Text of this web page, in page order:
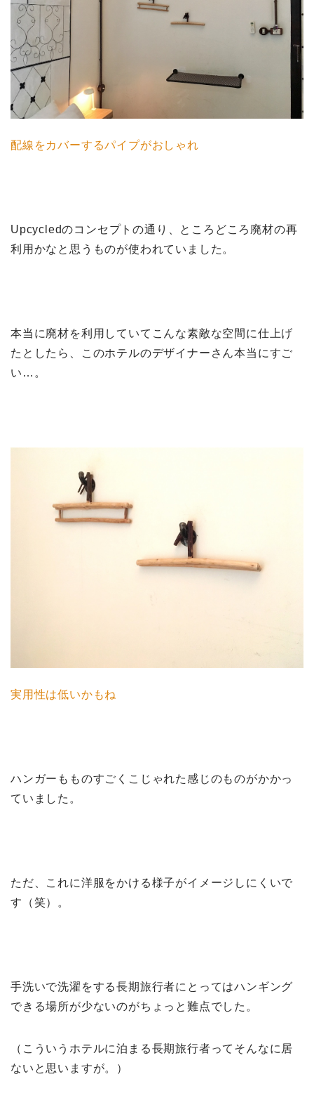
配線をカバーするパイプがおしゃれ
Upcycledのコンセプトの通り、ところどころ廃材の再
利用かなと思うものが使われていました。
本当に廃材を利用していてこんな素敵な空間に仕上げ
たとしたら、このホテルのデザイナーさん本当にすご
い…。
実用性は低いかもね
ハンガーもものすごくこじゃれた感じのものがかかっ
ていました。
ただ、これに洋服をかける様子がイメージしにくいで
す（笑）。
手洗いで洗濯をする長期旅行者にとってはハンギング
できる場所が少ないのがちょっと難点でした。
（こういうホテルに泊まる長期旅行者ってそんなに居
ないと思いますが。）